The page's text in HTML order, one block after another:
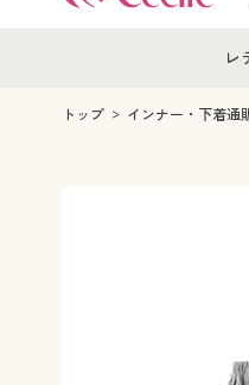
レ
レ
トップ インナー・下着通